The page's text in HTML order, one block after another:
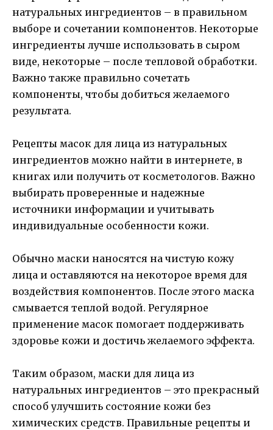
натуральных ингредиентов – в правильном
выборе и сочетании компонентов. Некоторые
ингредиенты лучше использовать в сыром
виде, некоторые – после тепловой обработки.
Важно также правильно сочетать
компоненты, чтобы добиться желаемого
результата.
Рецепты масок для лица из натуральных
ингредиентов можно найти в интернете, в
книгах или получить от косметологов. Важно
выбирать проверенные и надежные
источники информации и учитывать
индивидуальные особенности кожи.
Обычно маски наносятся на чистую кожу
лица и оставляются на некоторое время для
воздействия компонентов. После этого маска
смывается теплой водой. Регулярное
применение масок помогает поддерживать
здоровье кожи и достичь желаемого эффекта.
Таким образом, маски для лица из
натуральных ингредиентов – это прекрасный
способ улучшить состояние кожи без
химических средств. Правильные рецепты и